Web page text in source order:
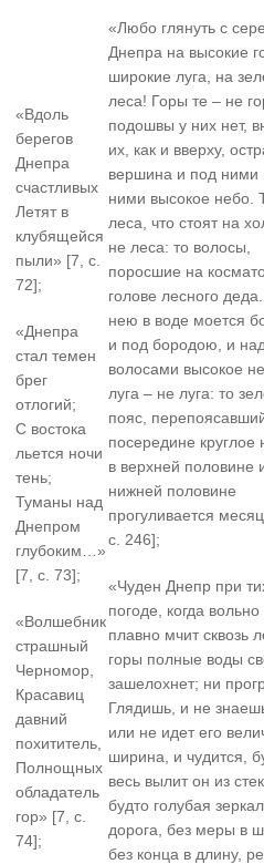
«Вдоль
берегов
Днепра
счастливых
Летят в
клубящейся
пыли» [7, с.
72];
«Днепра
стал темен
брег
отлогий;
С востока
льется ночи
тень;
Туманы над
Днепром
глубоким…»
[7, с. 73];
«Волшебник
страшный
Черномор,
Красавиц
давний
похититель,
Полнощных
обладатель
гор» [7, с.
74];
«Любо глянуть с
Днепра на высокие
широкие луга, на
леса! Горы те – не
подошвы у них нет,
их, как и вверху,
вершина и под ними
ними высокое небо.
леса, что стоят на
не леса: то волосы,
поросшие на
голове лесного
нею в воде моется
и под бородою, и над
волосами высокое
луга – не луга: то
пояс,
посередине круглое
в верхней половине
нижней половине
прогуливается
с. 246];
«Чуден Днепр при
погоде, когда вольно
плавно мчит сквозь
горы полные воды
зашелохнет; ни
Глядишь, и не
или не идет его
ширина, и чудится,
весь вылит он из
будто голубая
дорога, без меры в
без конца в длину,